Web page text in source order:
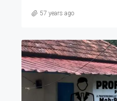
57 years ago